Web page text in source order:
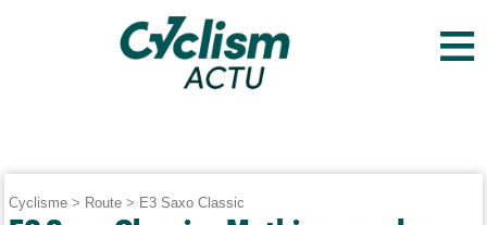
≡
Cyclisme > Route > E3 Saxo Classic